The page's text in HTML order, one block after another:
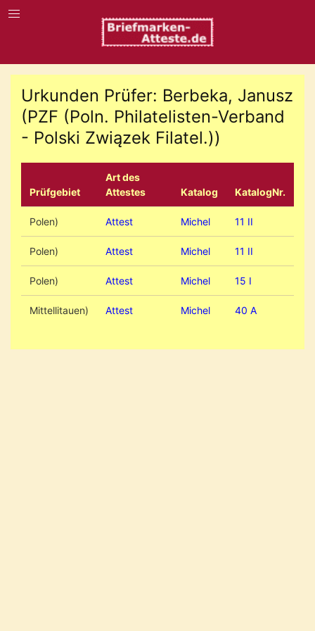
Urkunden Prüfer: Berbeka, Janusz
(PZF (Poln. Philatelisten-Verband
- Polski Związek Filatel.))
Prüfgebiet
Art des
Attestes
Katalog KatalogNr.
Polen) Attest Michel 11 II
Polen) Attest Michel 11 II
Polen) Attest Michel 15 I
Mittellitauen) Attest Michel 40 A